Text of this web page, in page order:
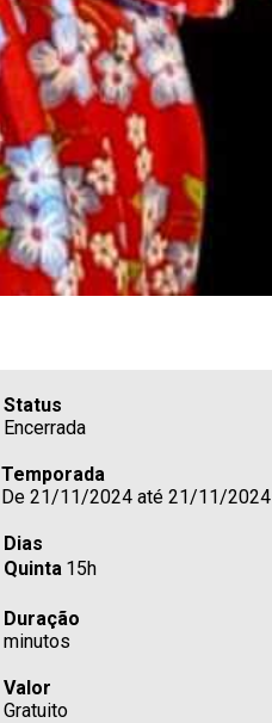
Status
Encerrada
Temporada
De 21/11/2024 até 21/11/2024
Dias
Quinta 15h
Duração
minutos
Valor
Gratuito